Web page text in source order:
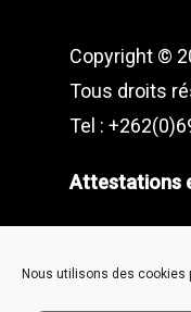
Nous utilisons des cookies
Copyright ©
Tous droits
Tel :
Attestations
Réunion